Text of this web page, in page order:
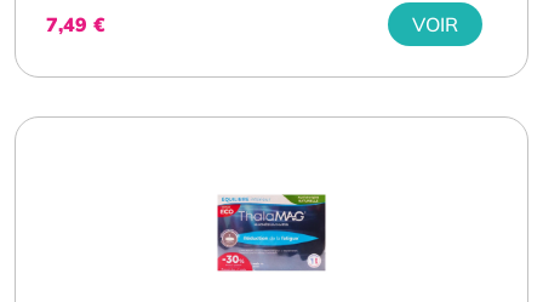
7,49 € VOIR